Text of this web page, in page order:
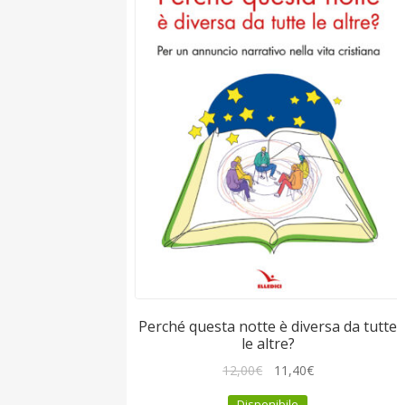
Perché questa notte è diversa da tutte
le altre?
12,00€ 11,40€Il